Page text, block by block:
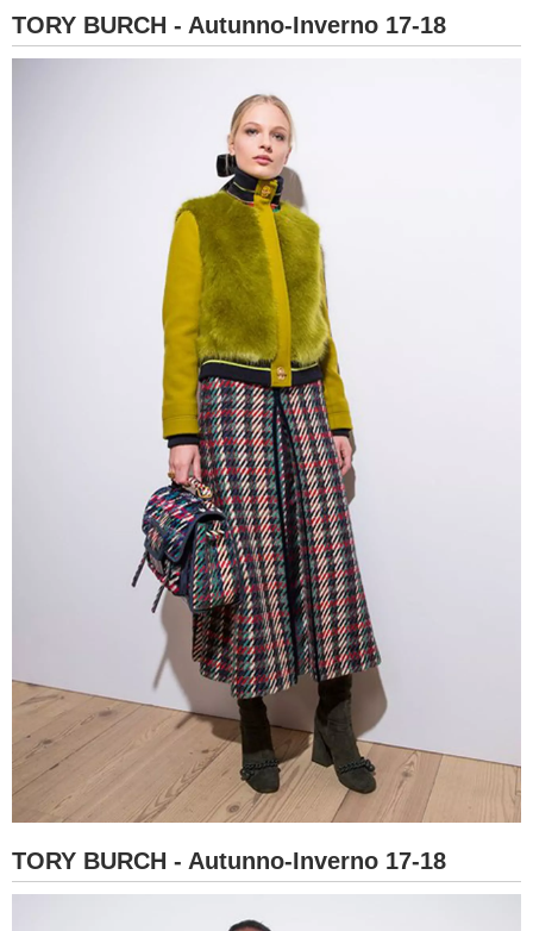
TORY BURCH - Autunno-Inverno 17-18
TORY BURCH - Autunno-Inverno 17-18